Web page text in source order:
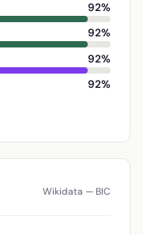
92%
92%
92%
92%
Wikidata — BIC